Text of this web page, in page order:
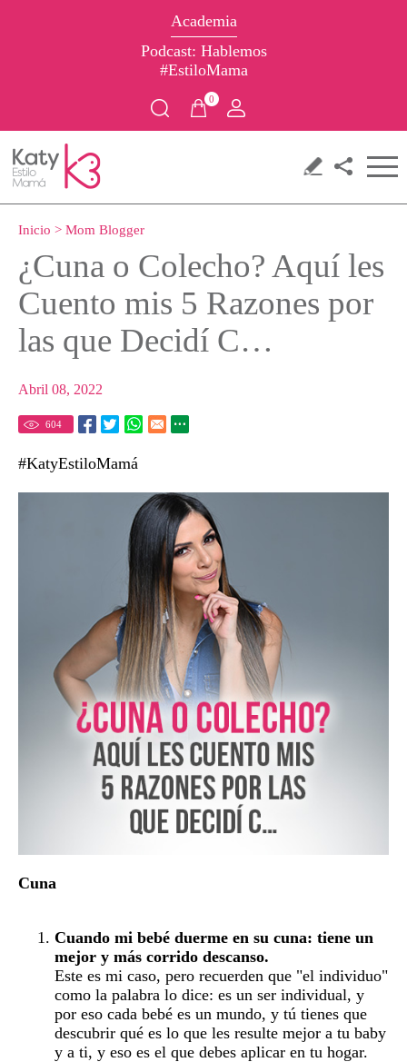
0
Academia
Podcast: Hablemos
#EstiloMama
Inicio > Mom Blogger
¿Cuna o Colecho? Aquí les
Cuento mis 5 Razones por
las que Decidí C…
Abril 08, 2022
604
#KatyEstiloMamá
Cuna
Cuando mi bebé duerme en su cuna: tiene un
mejor y más corrido descanso.
Este es mi caso, pero recuerden que "el individuo"
como la palabra lo dice: es un ser individual, y
por eso cada bebé es un mundo, y tú tienes que
descubrir qué es lo que les resulte mejor a tu baby
y a ti, y eso es el que debes aplicar en tu hogar.